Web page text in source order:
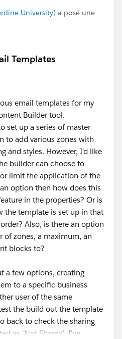
University) a posé une
Templates
email templates for my
Builder tool.
set up a series of master
to add various zones with
and styles. However, I'd like
builder can choose to
limit the application of the
option then how does this
in the properties? Or is
the template is set up in that
Also, is there an option
zones, a maximum, an
blocks to?
a few options, creating
to a specific business
user of the same
the build out the template
back to check the sharing
as 'Not Shared'. I've